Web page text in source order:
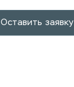
Оставить заявку